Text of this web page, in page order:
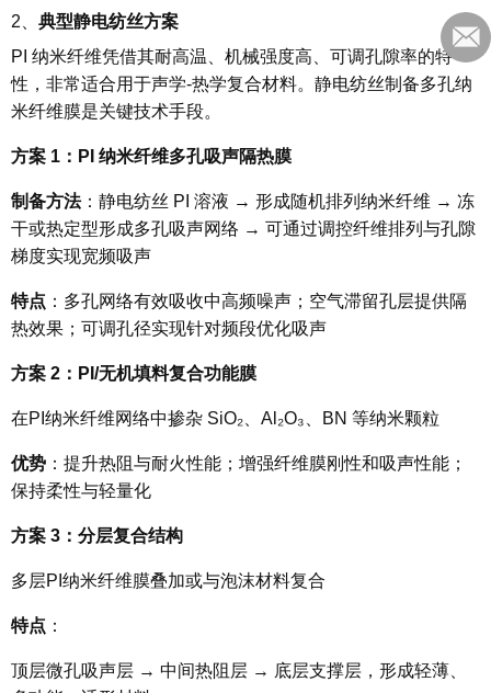
2、 典型静电纺丝方案
PI 纳米纤维凭借其耐高温、机械强度高、可调孔隙率的特
性，非常适合用于声学-热学复合材料。静电纺丝制备多孔纳
米纤维膜是关键技术手段。
方案 1：PI 纳米纤维多孔吸声隔热膜
制备方法：静电纺丝 PI 溶液 → 形成随机排列纳米纤维 → 冻
干或热定型形成多孔吸声网络 → 可通过调控纤维排列与孔隙
梯度实现宽频吸声
特点 ：多孔网络有效吸收中高频噪声；空气滞留孔层提供隔
热效果；可调孔径实现针对频段优化吸声
方案 2：PI/无机填料复合功能膜
在PI纳米纤维网络中掺杂 SiO₂、Al₂O₃、BN 等纳米颗粒
优势 ：提升热阻与耐火性能；增强纤维膜刚性和吸声性能；
保持柔性与轻量化
方案 3：分层复合结构
多层PI纳米纤维膜叠加或与泡沫材料复合
特点 ：
顶层微孔吸声层 → 中间热阻层 → 底层支撑层，形成轻薄、